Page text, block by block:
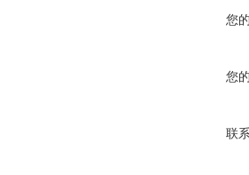
您
您
联